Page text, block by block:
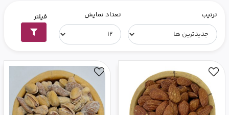
ترتیب تعداد نمایش فیلتر